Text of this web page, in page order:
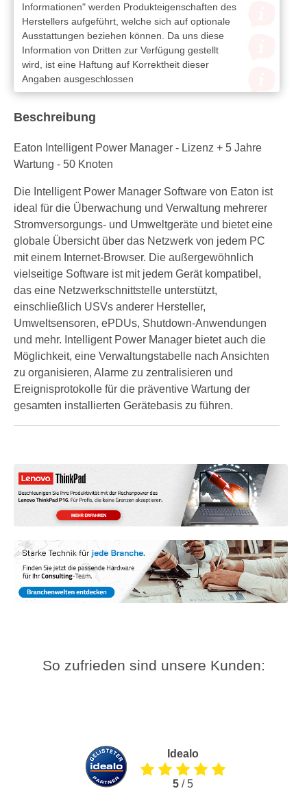
Informationen" werden Produkteigenschaften des
Herstellers aufgeführt, welche sich auf optionale
Ausstattungen beziehen können. Da uns diese
Information von Dritten zur Verfügung gestellt
wird, ist eine Haftung auf Korrektheit dieser
Angaben ausgeschlossen
Beschreibung
Eaton Intelligent Power Manager - Lizenz + 5 Jahre
Wartung - 50 Knoten
Die Intelligent Power Manager Software von Eaton ist
ideal für die Überwachung und Verwaltung mehrerer
Stromversorgungs- und Umweltgeräte und bietet eine
globale Übersicht über das Netzwerk von jedem PC
mit einem Internet-Browser. Die außergewöhnlich
vielseitige Software ist mit jedem Gerät kompatibel,
das eine Netzwerkschnittstelle unterstützt,
einschließlich USVs anderer Hersteller,
Umweltsensoren, ePDUs, Shutdown-Anwendungen
und mehr. Intelligent Power Manager bietet auch die
Möglichkeit, eine Verwaltungstabelle nach Ansichten
zu organisieren, Alarme zu zentralisieren und
Ereignisprotokolle für die präventive Wartung der
gesamten installierten Gerätebasis zu führen.
So zufrieden sind unsere Kunden:
Idealo
5/ 5